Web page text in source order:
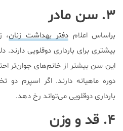
۳. سن مادر
براساس اعلام دفتر بهداشت زنان
بیشتری برای بارداری دوقلویی
این سن بیشتر از خانم‌های جوان‌تر
دوره ماهیانه دارند. اگر اسپرم دو
بارداری دوقلویی می‌تواند رخ دهد.
۴. قد و وزن